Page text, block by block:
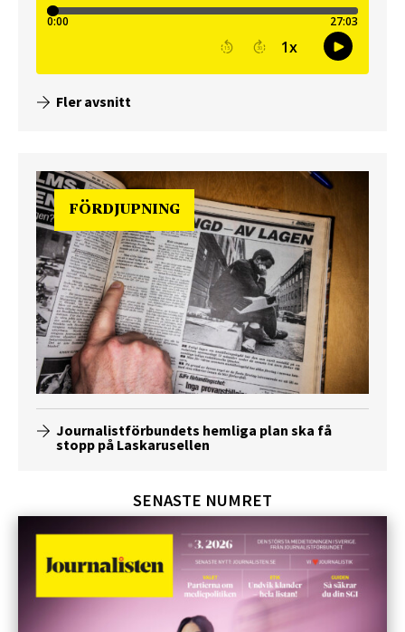
Fler avsnitt
FÖRDJUPNING
Journalistförbundets hemliga plan ska få
stopp på Laskarusellen
SENASTE NUMRET